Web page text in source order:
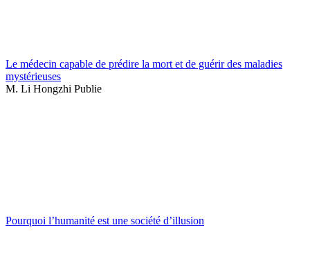
Le médecin capable de prédire la mort et de guérir des maladies
mystérieuses
M. Li Hongzhi Publie
Pourquoi l’humanité est une société d’illusion